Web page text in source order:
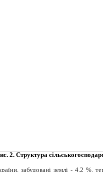
2. Структура
забудовані землі - 4,2 %,